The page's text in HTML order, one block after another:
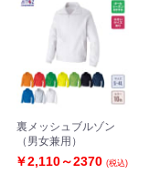
裏メッシュブルゾン
（男女兼用）
￥2,110～2370 (税込)